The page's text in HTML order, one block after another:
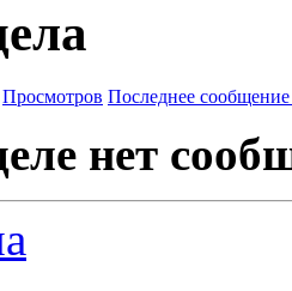
Просмотров Последнее сообщение
нет